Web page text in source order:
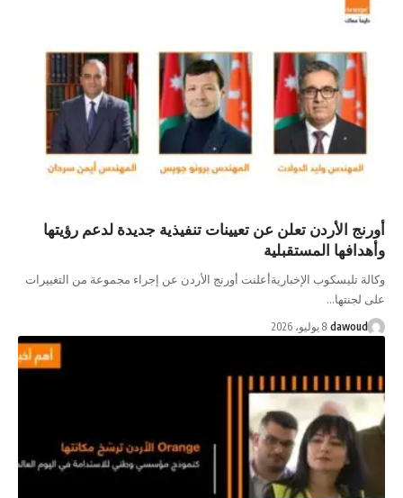
أورنج الأردن تعلن عن تعيينات تنفيذية جديدة لدعم رؤيتها
وأهدافها المستقبلية
وكالة تليسكوب الإخباريةأعلنت أورنج الأردن عن إجراء مجموعة من التغييرات
على لجنتها…
dawoud 8 يوليو، 2026